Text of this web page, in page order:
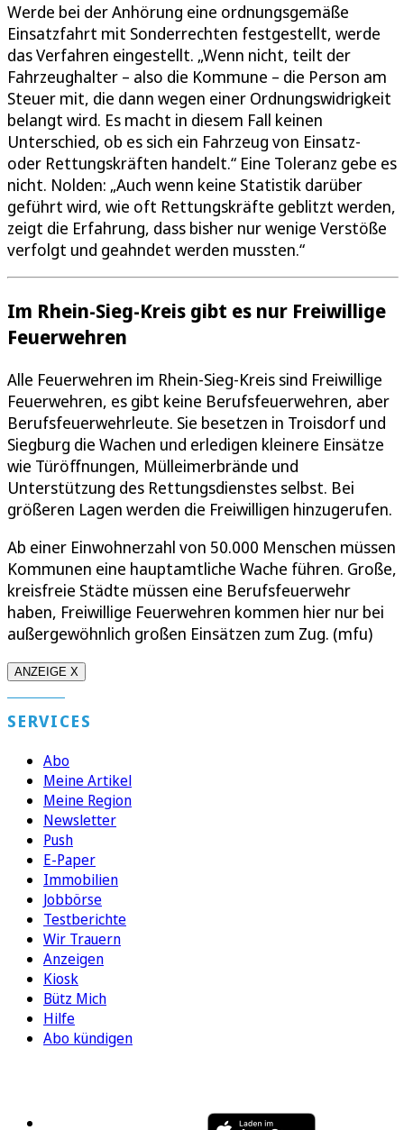
Werde bei der Anhörung eine ordnungsgemäße
Einsatzfahrt mit Sonderrechten festgestellt, werde
das Verfahren eingestellt. „Wenn nicht, teilt der
Fahrzeughalter – also die Kommune – die Person am
Steuer mit, die dann wegen einer Ordnungswidrigkeit
belangt wird. Es macht in diesem Fall keinen
Unterschied, ob es sich ein Fahrzeug von Einsatz-
oder Rettungskräften handelt.“ Eine Toleranz gebe es
nicht. Nolden: „Auch wenn keine Statistik darüber
geführt wird, wie oft Rettungskräfte geblitzt werden,
zeigt die Erfahrung, dass bisher nur wenige Verstöße
verfolgt und geahndet werden mussten.“
Im Rhein-Sieg-Kreis gibt es nur Freiwillige
Feuerwehren
Alle Feuerwehren im Rhein-Sieg-Kreis sind Freiwillige
Feuerwehren, es gibt keine Berufsfeuerwehren, aber
Berufsfeuerwehrleute. Sie besetzen in Troisdorf und
Siegburg die Wachen und erledigen kleinere Einsätze
wie Türöffnungen, Mülleimerbrände und
Unterstützung des Rettungsdienstes selbst. Bei
größeren Lagen werden die Freiwilligen hinzugerufen.
Ab einer Einwohnerzahl von 50.000 Menschen müssen
Kommunen eine hauptamtliche Wache führen. Große,
kreisfreie Städte müssen eine Berufsfeuerwehr
haben, Freiwillige Feuerwehren kommen hier nur bei
außergewöhnlich großen Einsätzen zum Zug. (mfu)
ANZEIGE X
SERVICES
Abo
Meine Artikel
Meine Region
Newsletter
Push
E-Paper
Immobilien
Jobbörse
Testberichte
Wir Trauern
Anzeigen
Kiosk
Bütz Mich
Hilfe
Abo kündigen